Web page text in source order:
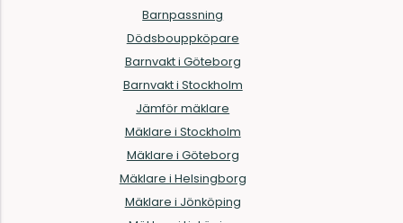
Barnpassning
Dödsbouppköpare
Barnvakt i Göteborg
Barnvakt i Stockholm
Jämför mäklare
Mäklare i Stockholm
Mäklare i Göteborg
Mäklare i Helsingborg
Mäklare i Jönköping